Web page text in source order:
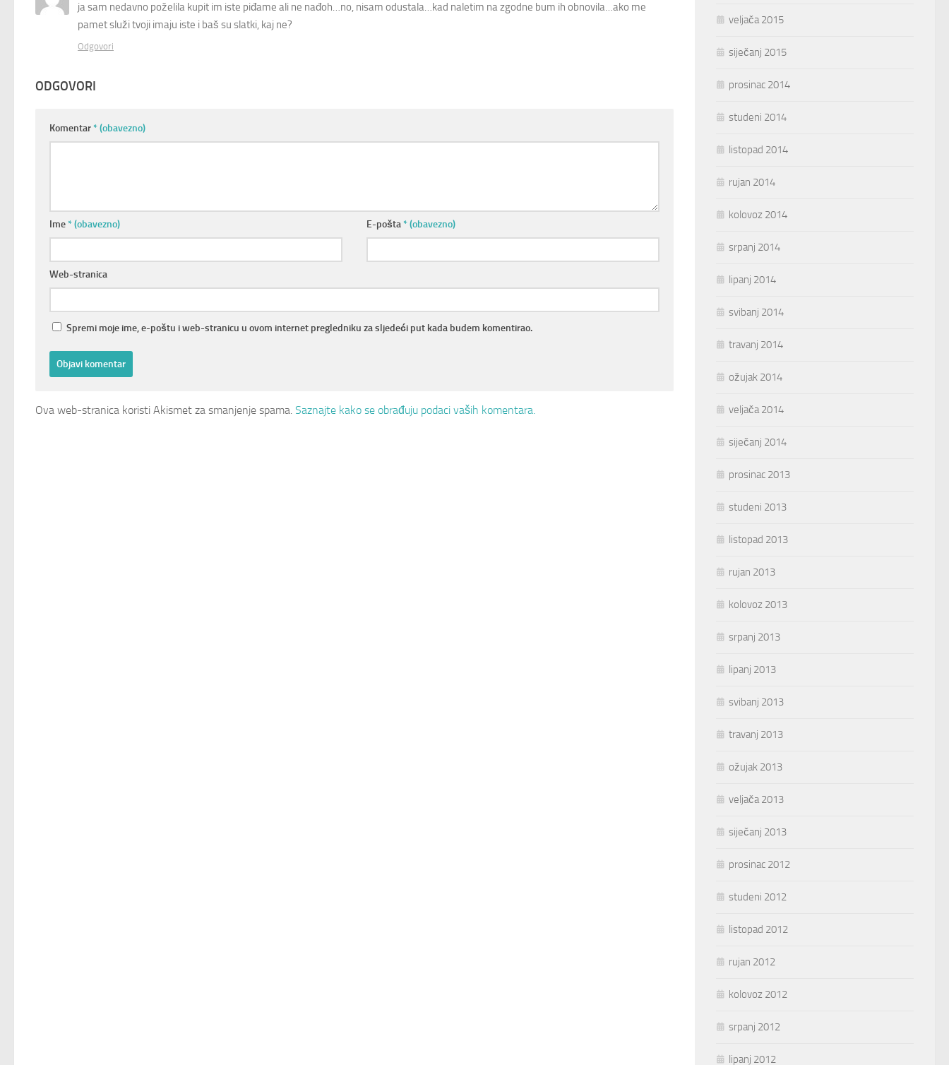
ja sam nedavno poželila kupit im iste piđame ali ne nađoh…no, nisam odustala…kad naletim na zgodne bum ih obnovila…ako me
pamet služi tvoji imaju iste i baš su slatki, kaj ne?
Odgovori
ODGOVORI
Komentar* (obavezno)
Ime* (obavezno) E-pošta* (obavezno)
Web-stranica
Spremi moje ime, e-poštu i web-stranicu u ovom internet pregledniku za sljedeći put kada budem komentirao.
Ova web-stranica koristi Akismet za smanjenje spama. Saznajte kako se obrađuju podaci vaših komentara.
veljača 2015
siječanj 2015
prosinac 2014
studeni 2014
listopad 2014
rujan 2014
kolovoz 2014
srpanj 2014
lipanj 2014
svibanj 2014
travanj 2014
ožujak 2014
veljača 2014
siječanj 2014
prosinac 2013
studeni 2013
listopad 2013
rujan 2013
kolovoz 2013
srpanj 2013
lipanj 2013
svibanj 2013
travanj 2013
ožujak 2013
veljača 2013
siječanj 2013
prosinac 2012
studeni 2012
listopad 2012
rujan 2012
kolovoz 2012
srpanj 2012
lipanj 2012